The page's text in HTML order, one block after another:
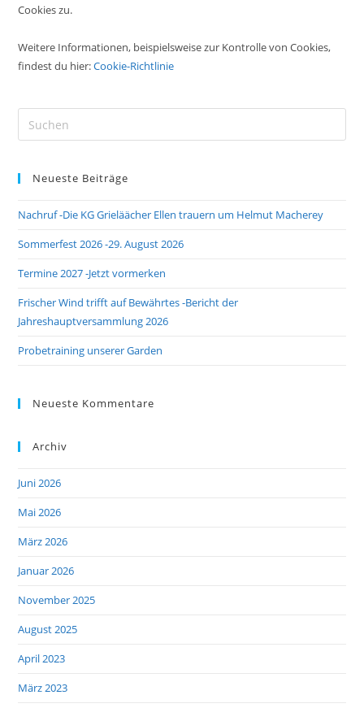
Cookies zu.
Weitere Informationen, beispielsweise zur Kontrolle von Cookies,
findest du hier:Cookie-Richtlinie
Neueste Beiträge
Nachruf -Die KG Grieläächer Ellen trauern um Helmut Macherey
Sommerfest 2026 -29. August 2026
Termine 2027 -Jetzt vormerken
Frischer Wind trifft auf Bewährtes -Bericht der
Jahreshauptversammlung 2026
Probetraining unserer Garden
Neueste Kommentare
Archiv
Juni 2026
Mai 2026
März 2026
Januar 2026
November 2025
August 2025
April 2023
März 2023